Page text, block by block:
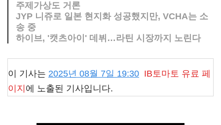
주제가상도 거론
JYP 니쥬로 일본 현지화 성공했지만, VCHA는 소
송 중
하이브, '캣츠아이' 데뷔…라틴 시장까지 노린다
이 기사는 2025년 08월 7일 19:30 IB토마토 유료 페
이지 에 노출된 기사입니다.